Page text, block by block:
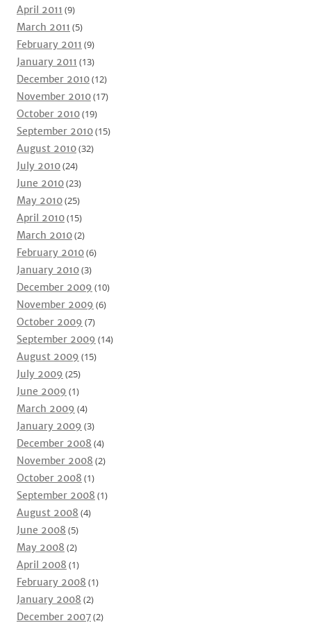
April 2011 (9)
March 2011 (5)
February 2011 (9)
January 2011 (13)
December 2010(12)
November 2010(17)
October 2010(19)
September 2010(15)
August 2010(32)
July 2010(24)
June 2010(23)
May 2010(25)
April 2010(15)
March 2010(2)
February 2010(6)
January 2010(3)
December 2009 (10)
November 2009 (6)
October 2009 (7)
September 2009 (14)
August 2009 (15)
July 2009 (25)
June 2009 (1)
March 2009 (4)
January 2009 (3)
December 2008 (4)
November 2008 (2)
October 2008 (1)
September 2008 (1)
August 2008 (4)
June 2008 (5)
May 2008 (2)
April 2008 (1)
February 2008 (1)
January 2008 (2)
December 2007(2)